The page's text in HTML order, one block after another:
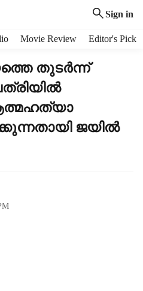
Sign in
Movie Review Editor's Pick
തുടര്‍ന്ന്
ജയില്‍